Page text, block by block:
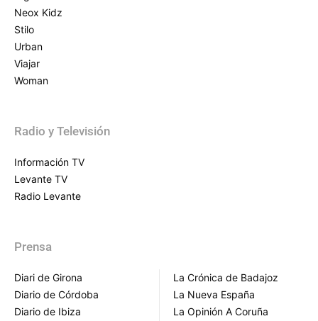
Neox Kidz
Stilo
Urban
Viajar
Woman
Radio y Televisión
Información TV
Levante TV
Radio Levante
Prensa
Diari de Girona
Diario de Córdoba
Diario de Ibiza
La Crónica de Badajoz
La Nueva España
La Opinión A Coruña